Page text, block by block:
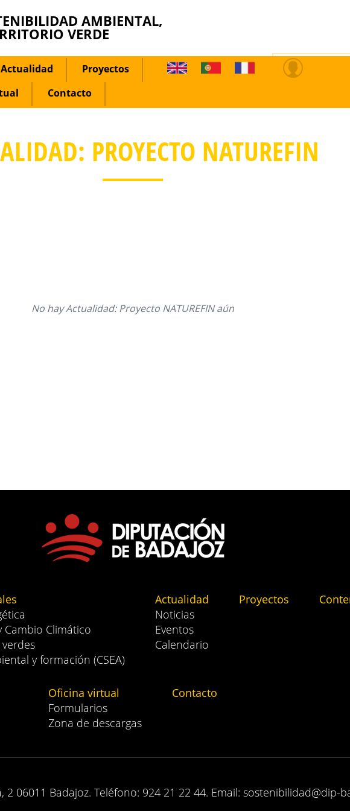
AMBIENTAL,
VERDE
Actualidad
Proyectos
Contacto
PROYECTO NATUREFIN
No hay Actualidad: Proyecto NATUREFIN aún
Cambio Climático
y formación (CSEA)
Actualidad
Noticias
Eventos
Calendario
Proyectos
Oficina virtual
Formularios
Zona de descargas
Contacto
2 06011 Badajoz. Teléfono: 924 21 22 44. Email: sostenibilidad@dip-